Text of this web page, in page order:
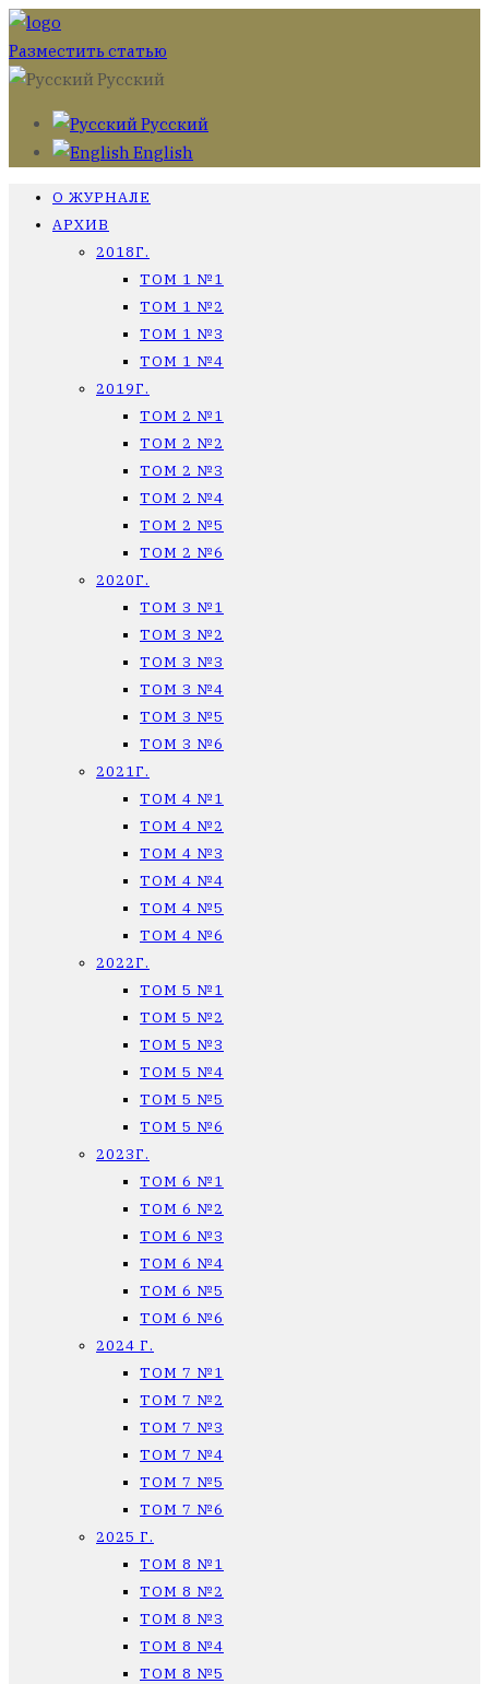
Разместить статью
Русский
Русский
English
О ЖУРНАЛЕ
АРХИВ
2018Г.
ТОМ 1 №1
ТОМ 1 №2
ТОМ 1 №3
ТОМ 1 №4
2019Г.
ТОМ 2 №1
ТОМ 2 №2
ТОМ 2 №3
ТОМ 2 №4
ТОМ 2 №5
ТОМ 2 №6
2020Г.
ТОМ 3 №1
ТОМ 3 №2
ТОМ 3 №3
ТОМ 3 №4
ТОМ 3 №5
ТОМ 3 №6
2021Г.
ТОМ 4 №1
ТОМ 4 №2
ТОМ 4 №3
ТОМ 4 №4
ТОМ 4 №5
ТОМ 4 №6
2022Г.
ТОМ 5 №1
ТОМ 5 №2
ТОМ 5 №3
ТОМ 5 №4
ТОМ 5 №5
ТОМ 5 №6
2023Г.
ТОМ 6 №1
ТОМ 6 №2
ТОМ 6 №3
ТОМ 6 №4
ТОМ 6 №5
ТОМ 6 №6
2024 Г.
ТОМ 7 №1
ТОМ 7 №2
ТОМ 7 №3
ТОМ 7 №4
ТОМ 7 №5
ТОМ 7 №6
2025 Г.
ТОМ 8 №1
ТОМ 8 №2
ТОМ 8 №3
ТОМ 8 №4
ТОМ 8 №5